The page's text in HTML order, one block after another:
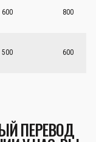
600 800
500 600
ПЕРЕВОД